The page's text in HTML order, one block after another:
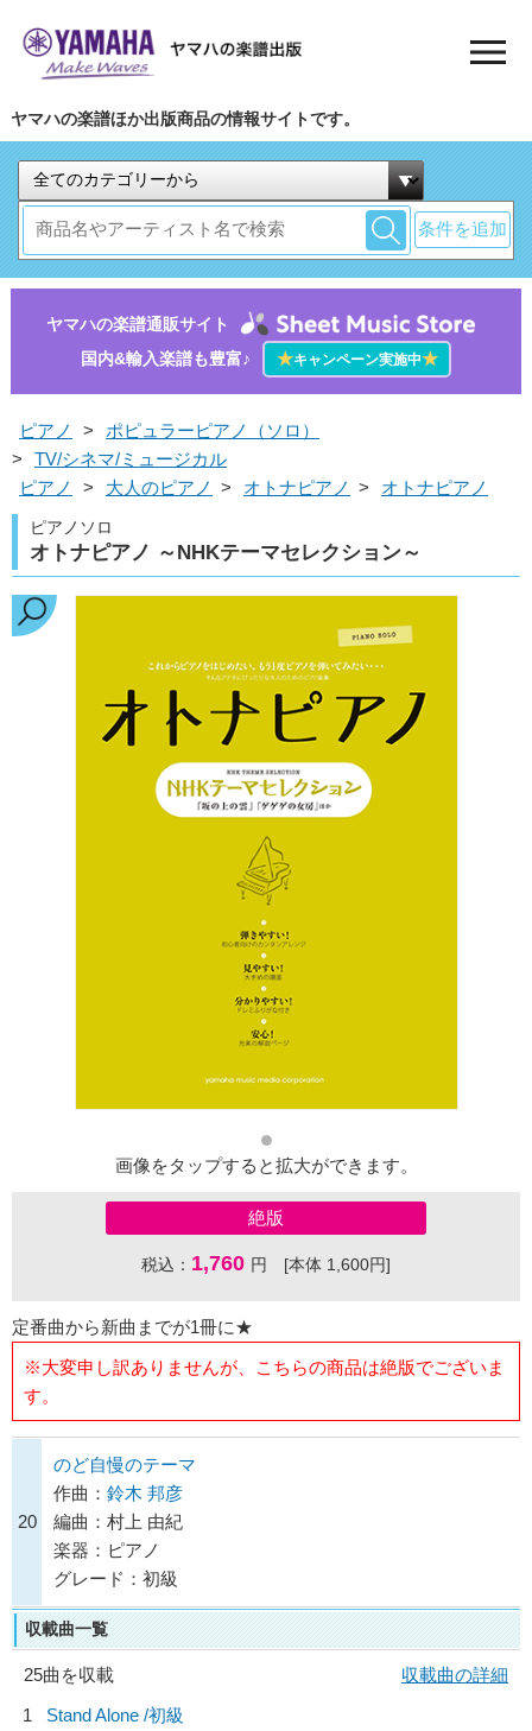
ヤマハの楽譜ほか出版商品の情報サイトです。
条件を追加
ヤマハの楽譜通販サイト
国内&輸入楽譜も豊富♪
★キャンペーン実施中★
ピアノ >
ポピュラーピアノ（ソロ）
>
TV/シネマ/ミュージカル
ピアノ
> 大人のピアノ > オトナピアノ > オトナピアノ
ピアノソロ
オトナピアノ ～NHKテーマセレクション～
画像をタップすると拡大ができます。
絶版
税込： 1,760 円 [本体 1,600円]
定番曲から新曲までが1冊に★
※大変申し訳ありませんが、こちらの商品は絶版でございま
す。
20
のど自慢のテーマ
作曲： 鈴木 邦彦
編曲：村上 由紀
楽器：ピアノ
グレード：初級
収載曲一覧
25曲を収載
収載曲の詳細
1
Stand Alone /初級